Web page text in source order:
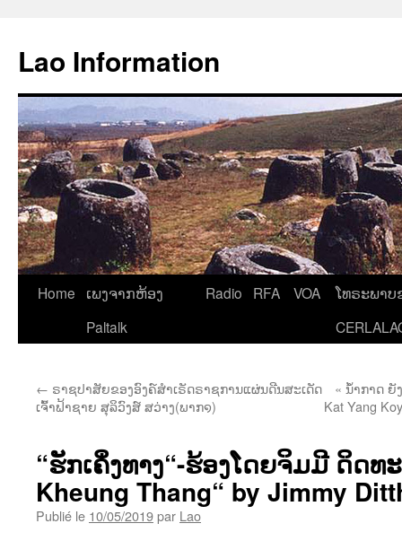
contenu
Lao Information
Home
ເພງຈາກຫ້ອງ
Paltalk
Radio RFA VOA
ໂທຣະພາບ
← ຣາຊປາສັຍຂອງອົງຄ໌ສຳເຣັດຣາຊການແຜ່ນດີນສະເດັດ
ເຈົ້າຟ້າຊາຍ ສຸລິວົງສ໌ ສວ່າງ(ພາກ໑)
« ນໍ້າກາດ ຍັ
Kat Yang
“ຮັກເຄິ່ງທາງ“-ຮ້ອງໂດຍຈິມມີ ດິດທ
Kheung Thang“ by Jimmy
Publié le 10/05/2019par Lao